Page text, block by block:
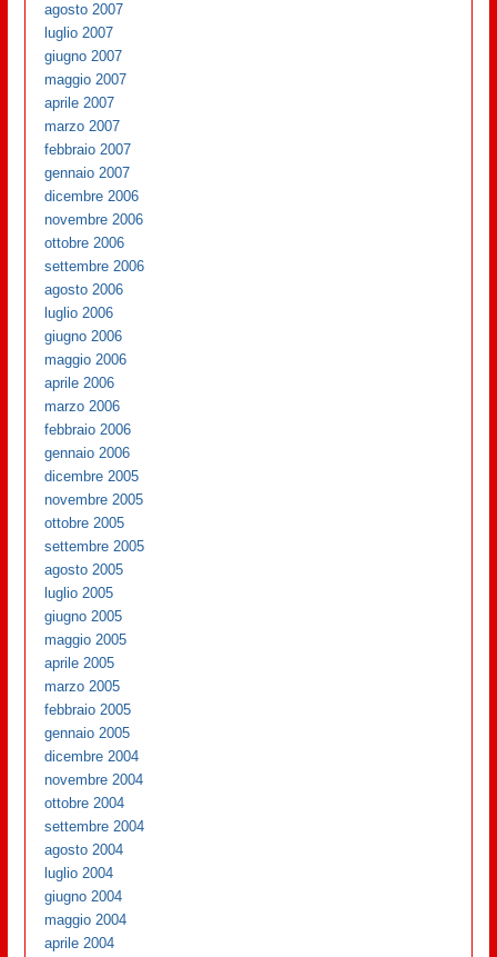
agosto 2007
luglio 2007
giugno 2007
maggio 2007
aprile 2007
marzo 2007
febbraio 2007
gennaio 2007
dicembre 2006
novembre 2006
ottobre 2006
settembre 2006
agosto 2006
luglio 2006
giugno 2006
maggio 2006
aprile 2006
marzo 2006
febbraio 2006
gennaio 2006
dicembre 2005
novembre 2005
ottobre 2005
settembre 2005
agosto 2005
luglio 2005
giugno 2005
maggio 2005
aprile 2005
marzo 2005
febbraio 2005
gennaio 2005
dicembre 2004
novembre 2004
ottobre 2004
settembre 2004
agosto 2004
luglio 2004
giugno 2004
maggio 2004
aprile 2004